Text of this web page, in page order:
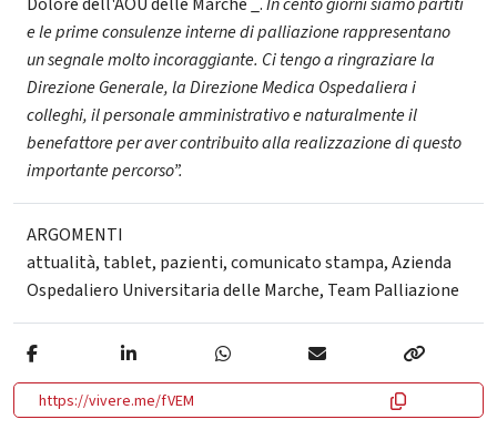
e le prime consulenze interne di palliazione rappresentano
un segnale molto incoraggiante. Ci tengo a ringraziare la
Direzione Generale, la Direzione Medica Ospedaliera i
colleghi, il personale amministrativo e naturalmente il
benefattore per aver contribuito alla realizzazione di questo
importante percorso”.
ARGOMENTI
attualità, tablet, pazienti,comunicato stampa,Azienda
Ospedaliero Universitaria delle Marche, Team Palliazione
https://vivere.me/fVEM